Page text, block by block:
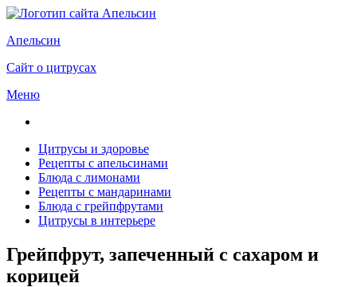
Апельсин
Сайт о цитрусах
Меню
Цитрусы и здоровье
Рецепты с апельсинами
Блюда с лимонами
Рецепты с мандаринами
Блюда с грейпфрутами
Цитрусы в интерьере
Грейпфрут, запеченный с сахаром и
корицей